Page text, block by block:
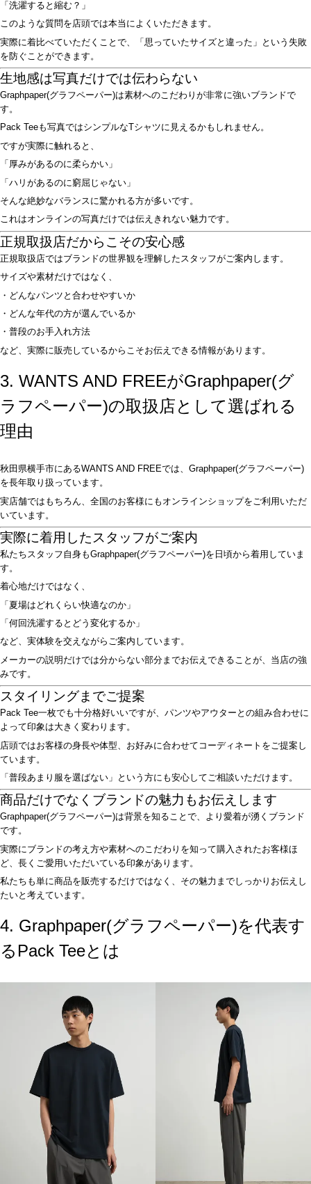
「洗濯すると縮む？」
このような質問を店頭では本当によくいただきます。
実際に着比べていただくことで、「思っていたサイズと違った」という失敗
を防ぐことができます。
生地感は写真だけでは伝わらない
Graphpaper(グラフペーパー)は素材へのこだわりが非常に強いブランドで
す。
Pack Teeも写真ではシンプルなTシャツに見えるかもしれません。
ですが実際に触れると、
「厚みがあるのに柔らかい」
「ハリがあるのに窮屈じゃない」
そんな絶妙なバランスに驚かれる方が多いです。
これはオンラインの写真だけでは伝えきれない魅力です。
正規取扱店だからこその安心感
正規取扱店ではブランドの世界観を理解したスタッフがご案内します。
サイズや素材だけではなく、
・どんなパンツと合わせやすいか
・どんな年代の方が選んでいるか
・普段のお手入れ方法
など、実際に販売しているからこそお伝えできる情報があります。
3. WANTS AND FREEがGraphpaper(グ
ラフペーパー)の取扱店として選ばれる
理由
秋田県横手市にあるWANTS AND FREEでは、Graphpaper(グラフペーパー)
を長年取り扱っています。
実店舗ではもちろん、全国のお客様にもオンラインショップをご利用いただ
いています。
実際に着用したスタッフがご案内
私たちスタッフ自身もGraphpaper(グラフペーパー)を日頃から着用していま
す。
着心地だけではなく、
「夏場はどれくらい快適なのか」
「何回洗濯するとどう変化するか」
など、実体験を交えながらご案内しています。
メーカーの説明だけでは分からない部分までお伝えできることが、当店の強
みです。
スタイリングまでご提案
Pack Tee一枚でも十分格好いいですが、パンツやアウターとの組み合わせに
よって印象は大きく変わります。
店頭ではお客様の身長や体型、お好みに合わせてコーディネートをご提案し
ています。
「普段あまり服を選ばない」という方にも安心してご相談いただけます。
商品だけでなくブランドの魅力もお伝えします
Graphpaper(グラフペーパー)は背景を知ることで、より愛着が湧くブランド
です。
実際にブランドの考え方や素材へのこだわりを知って購入されたお客様ほ
ど、長くご愛用いただいている印象があります。
私たちも単に商品を販売するだけではなく、その魅力までしっかりお伝えし
たいと考えています。
4. Graphpaper(グラフペーパー)を代表す
るPack Teeとは